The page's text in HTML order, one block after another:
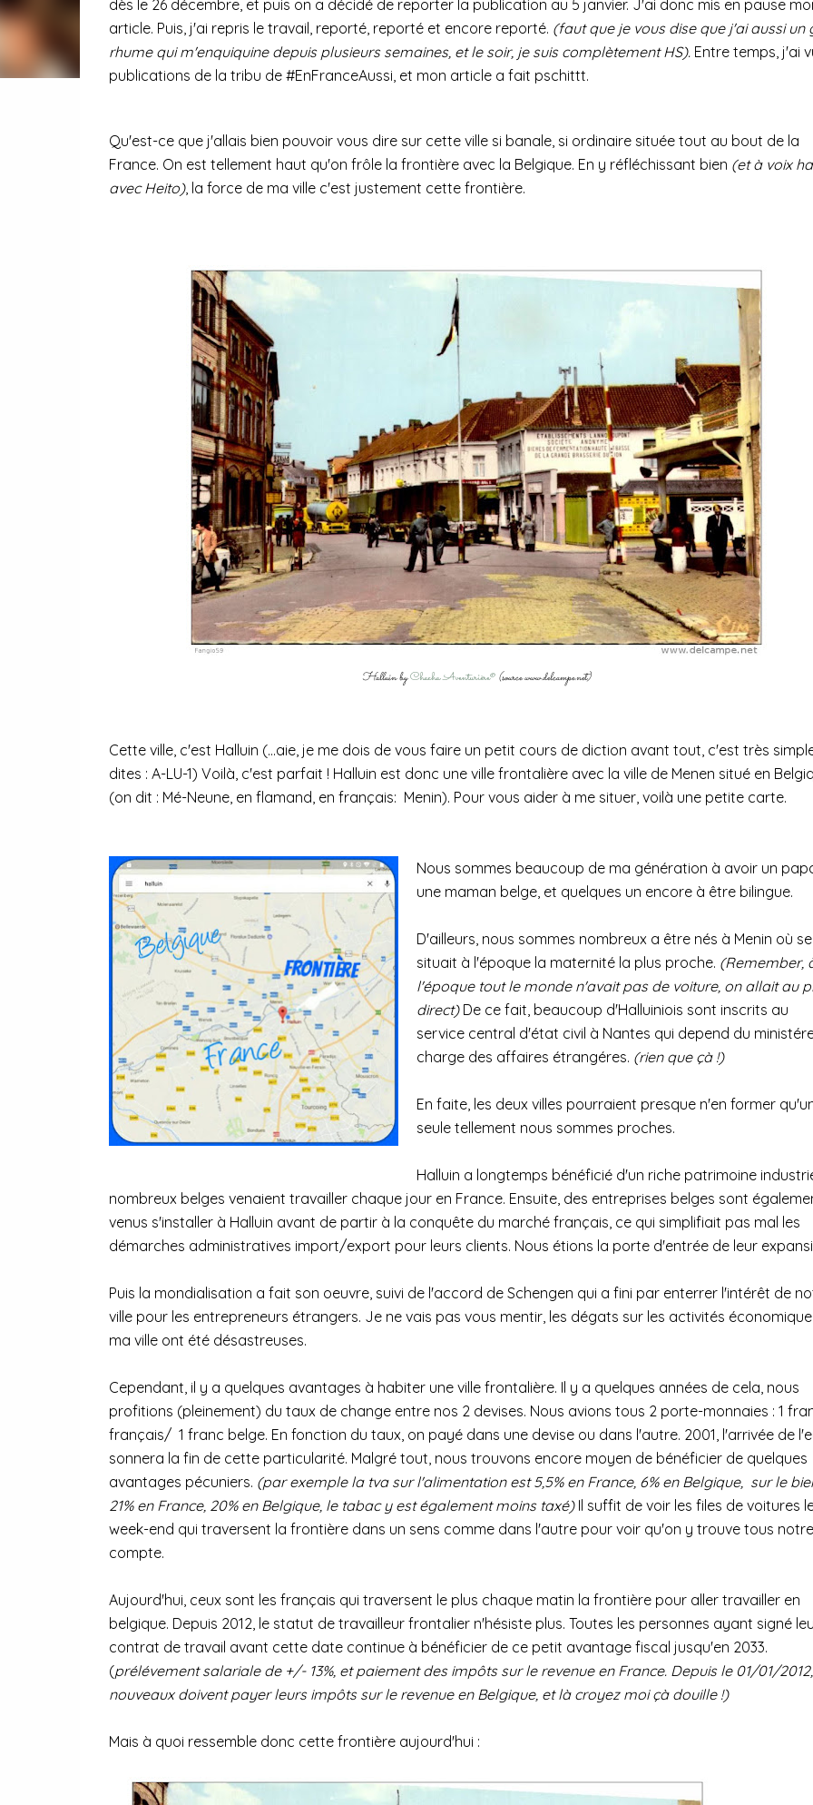
dès le 26 décembre, et puis on a décidé de reporter la publication au 5 janvier. J'ai donc mis en pause
article. Puis, j'ai repris le travail, reporté, reporté et encore reporté. (faut que je vous dise que j'ai aussi un
rhume qui m'enquiquine depuis plusieurs semaines, et le soir, je suis complètement HS). Entre temps, j'ai
publications de la tribu de #EnFranceAussi, et mon article a fait pschittt.
Qu'est-ce que j'allais bien pouvoir vous dire sur cette ville si banale, si ordinaire située tout au bout de la
France. On est tellement haut qu'on frôle la frontière avec la Belgique. En y réfléchissant bien (et à voix
avec Heito), la force de ma ville c'est justement cette frontière.
Halluin byChacha Aventurière®(source www.delcampe.net)
Cette ville, c'est Halluin (...aie, je me dois de vous faire un petit cours de diction avant tout, c'est très
dites : A-LU-1) Voilà, c'est parfait ! Halluin est donc une ville frontalière avec la ville de Menen situé en
(on dit : Mé-Neune, en flamand, en français: Menin). Pour vous aider à me situer, voilà une petite carte.
Nous sommes beaucoup de ma génération à avoir un
une maman belge, et quelques un encore à être bilingue.
D'ailleurs, nous sommes nombreux a être nés à Menin où se
situait à l'époque la maternité la plus proche. (Remember,
l'époque tout le monde n'avait pas de voiture, on allait au
direct)De ce fait, beaucoup d'Halluiniois sont inscrits au
service central d'état civil à Nantes qui depend du
charge des affaires étrangéres. (rien que çà !)
En faite, les deux villes pourraient presque n'en former
seule tellement nous sommes proches.
Halluin a longtemps bénéficié d'un riche patrimoine
nombreux belges venaient travailler chaque jour en France. Ensuite, des entreprises belges sont
venus s'installer à Halluin avant de partir à la conquête du marché français, ce qui simplifiait pas mal les
démarches administratives import/export pour leurs clients. Nous étions la porte d'entrée de leur
Puis la mondialisation a fait son oeuvre, suivi de l'accord de Schengen qui a fini par enterrer l'intérêt de
ville pour les entrepreneurs étrangers. Je ne vais pas vous mentir, les dégats sur les activités
ma ville ont été désastreuses.
Cependant, il y a quelques avantages à habiter une ville frontalière. Il y a quelques années de cela, nous
profitions (pleinement) du taux de change entre nos 2 devises. Nous avions tous 2 porte-monnaies : 1
français/ 1 franc belge. En fonction du taux, on payé dans une devise ou dans l'autre. 2001, l'arrivée de
sonnera la fin de cette particularité. Malgré tout, nous trouvons encore moyen de bénéficier de quelques
avantages pécuniers. (par exemple la tva sur l'alimentation est 5,5% en France, 6% en Belgique, sur le
21% en France, 20% en Belgique, le tabac y est également moins taxé)Il suffit de voir les files de voitures
week-end qui traversent la frontière dans un sens comme dans l'autre pour voir qu'on y trouve tous notre
compte.
Aujourd'hui, ceux sont les français qui traversent le plus chaque matin la frontière pour aller travailler en
belgique. Depuis 2012, le statut de travailleur frontalier n'hésiste plus. Toutes les personnes ayant signé
contrat de travail avant cette date continue à bénéficier de ce petit avantage fiscal jusqu'en 2033.
(prélévement salariale de +/- 13%, et paiement des impôts sur le revenue en France. Depuis le 01/01/
nouveaux doivent payer leurs impôts sur le revenue en Belgique, et là croyez moi çà douille !)
Mais à quoi ressemble donc cette frontière aujourd'hui :